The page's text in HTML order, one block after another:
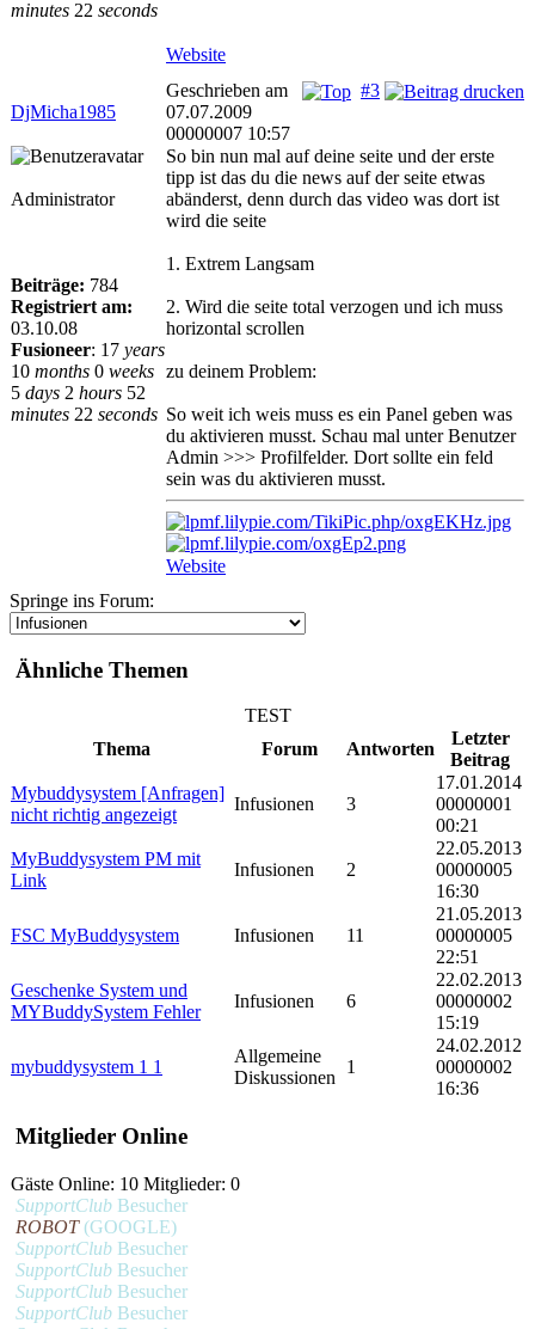
minutes 22 seconds
Website
DjMicha1985
#3
Geschrieben am
07.07.2009
00000007 10:57
Administrator
Beiträge: 784
Registriert am:
03.10.08
Fusioneer: 17 years
10 months 0 weeks
5 days 2 hours 52
minutes 22 seconds
So bin nun mal auf deine seite und der erste
tipp ist das du die news auf der seite etwas
abänderst, denn durch das video was dort ist
wird die seite
1. Extrem Langsam
2. Wird die seite total verzogen und ich muss
horizontal scrollen
zu deinem Problem:
So weit ich weis muss es ein Panel geben was
du aktivieren musst. Schau mal unter Benutzer
Admin >>> Profilfelder. Dort sollte ein feld
sein was du aktivieren musst.
Website
Springe ins Forum:
Ähnliche Themen
TEST
Thema
Forum Antworten
Letzter
Beitrag
Mybuddysystem [Anfragen]
nicht richtig angezeigt
Infusionen 3
17.01.2014
00000001
00:21
MyBuddysystem PM mit
Link
Infusionen 2
22.05.2013
00000005
16:30
FSC MyBuddysystem Infusionen 11
21.05.2013
00000005
22:51
Geschenke System und
MYBuddySystem Fehler
Infusionen 6
22.02.2013
00000002
15:19
mybuddysystem 1 1
Allgemeine
Diskussionen
1
24.02.2012
00000002
16:36
Mitglieder Online
Gäste Online: 10 Mitglieder: 0
SupportClub Besucher
ROBOT(GOOGLE)
SupportClub Besucher
SupportClub Besucher
SupportClub Besucher
SupportClub Besucher